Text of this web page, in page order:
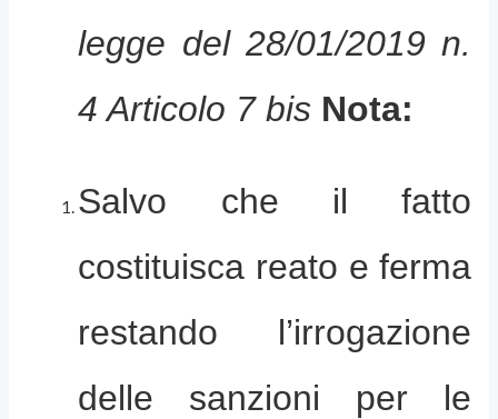
legge del 28/01/2019 n.
4 Articolo 7 bis Nota:
Salvo che il fatto
costituisca reato e ferma
restando l’irrogazione
delle sanzioni per le